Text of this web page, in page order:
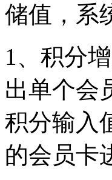
储值，系
1、积分
出单个会
积分输入
的会员卡